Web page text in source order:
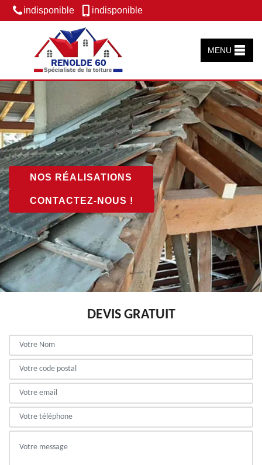
indisponible indisponible
MENU
NOS RÉALISATIONS
CONTACTEZ-NOUS !
DEVIS GRATUIT